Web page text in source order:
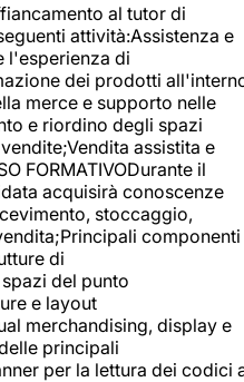
al tutor di
attività:Assistenza e
l'esperienza di
dei prodotti
merce e supporto nelle
e riordino degli spazi
assistita e
FORMATIVODurante il
acquisirà conoscenze
stoccaggio,
componenti
di
del punto
e layout
merchandising, display e
principali
per la lettura dei codici